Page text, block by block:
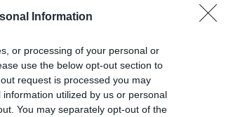
Information
or processing of your personal or
use the below opt-out section to
request is processed you may
utilized by us or personal
You may separately opt-out of the